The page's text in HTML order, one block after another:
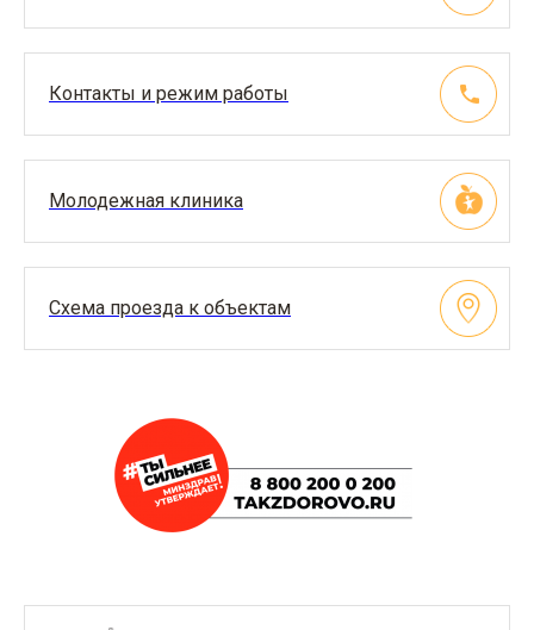
Контакты и режим работы
Молодежная клиника
Схема проезда к объектам